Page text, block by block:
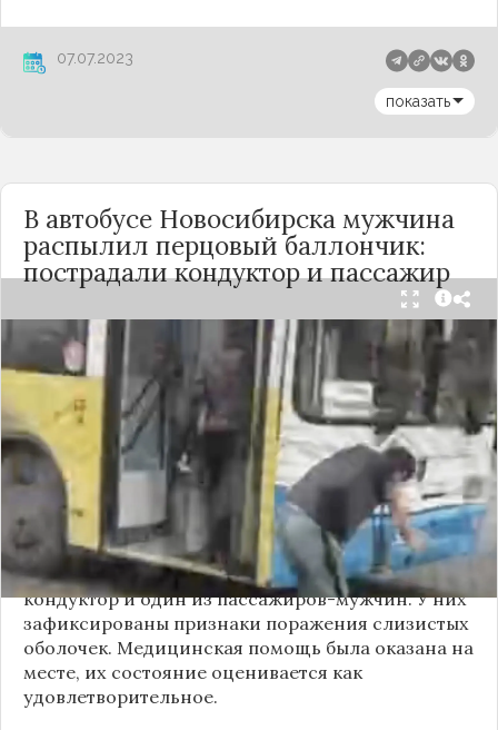
07.07.2023
показать
В автобусе Новосибирска мужчина
распылил перцовый баллончик:
пострадали кондуктор и пассажир
Вечером 24 сентября в салоне автобуса маршрута
№18 в Новосибирске произошёл инцидент с
применением перцового баллончика. Как
сообщили очевидцы в
Telegram-канале
«Инцидент Новосибирск», неизвестный
мужчина с бородой сначала вступил в перепалку
с кондуктором, затем поссорился с другими
пассажирами. В ходе конфликта он достал
газовый баллончик и распылил его в салоне.
По предварительным данным, пострадали
кондуктор и один из пассажиров-мужчин. У них
зафиксированы признаки поражения слизистых
оболочек. Медицинская помощь была оказана на
месте, их состояние оценивается как
удовлетворительное.